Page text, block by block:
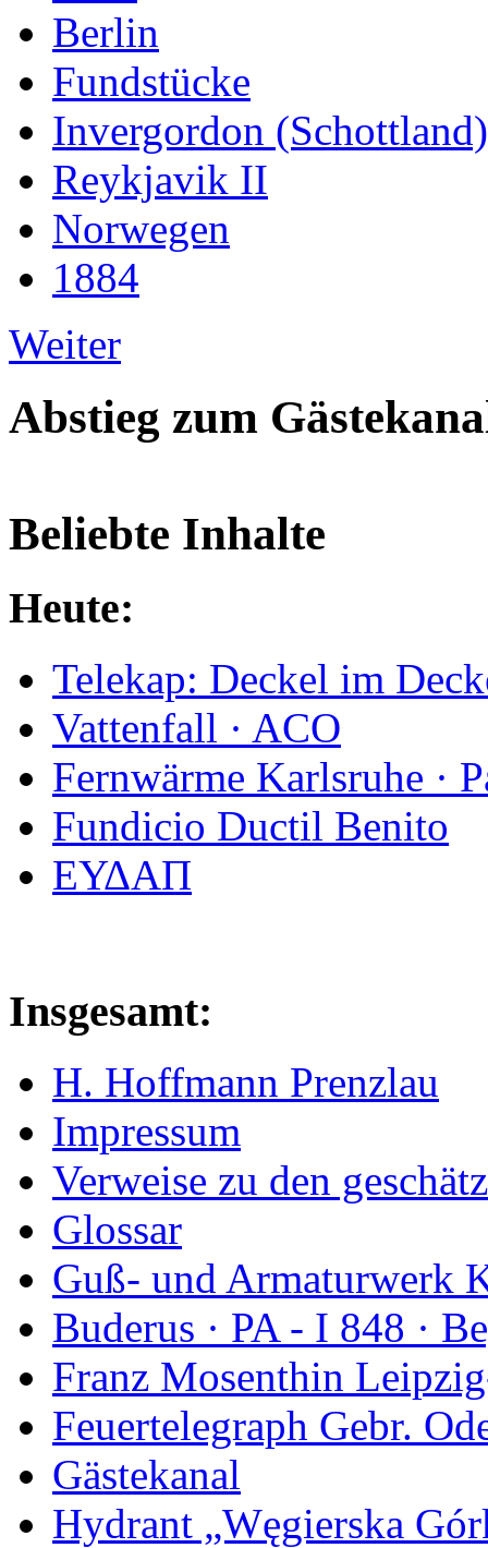
Berlin
Fundstücke
Invergordon (Schottland)
Reykjavik II
Norwegen
1884
Weiter
Abstieg zum
Beliebte Inhalte
Heute:
Telekap: Deckel im
Vattenfall · ACO
Fernwärme Karlsruhe ·
Fundicio Ductil Benito
ΕΥΔΑΠ
Insgesamt:
H. Hoffmann Prenzlau
Impressum
Verweise zu den
Glossar
Guß- und Armaturwerk
Buderus · PA - I 848 ·
Franz Mosenthin
Feuertelegraph Gebr.
Gästekanal
Hydrant „Węgierska